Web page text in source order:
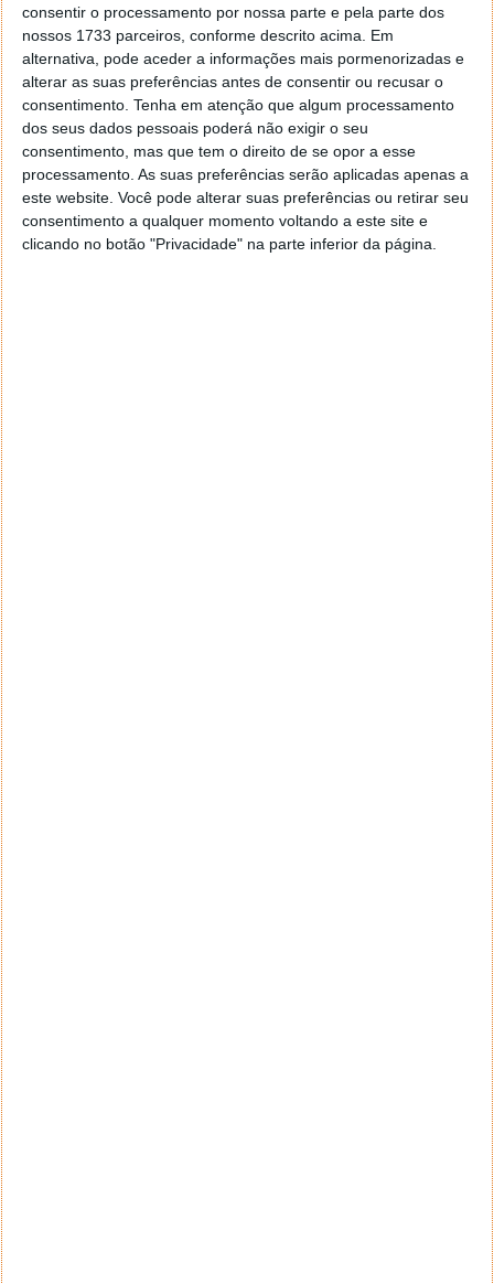
consentir o processamento por nossa parte e pela parte dos
nossos 1733 parceiros, conforme descrito acima. Em
alternativa, pode aceder a informações mais pormenorizadas e
alterar as suas preferências antes de consentir ou recusar o
consentimento. Tenha em atenção que algum processamento
dos seus dados pessoais poderá não exigir o seu
consentimento, mas que tem o direito de se opor a esse
processamento. As suas preferências serão aplicadas apenas a
este website. Você pode alterar suas preferências ou retirar seu
consentimento a qualquer momento voltando a este site e
clicando no botão "Privacidade" na parte inferior da página.
Acompanhe o Pplware no Google Notícias
Proponha uma correção, faça uma sugestão
Autor: Pedro Pinto
Tags: Apple Apps store